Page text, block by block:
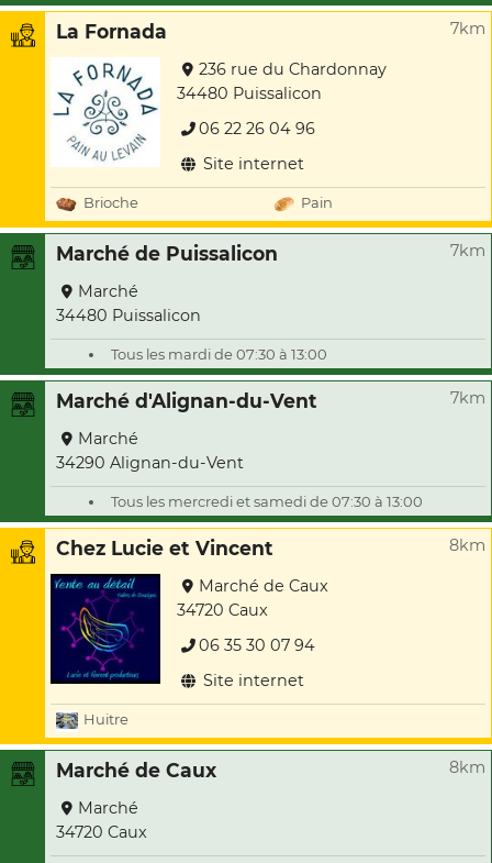
La Fornada 7km
236 rue du Chardonnay
34480 Puissalicon
06 22 26 04 96
Site internet
Brioche Pain
Marché de Puissalicon 7km
Marché
34480 Puissalicon
Tous les mardi de 07:30 à 13:00
Marché d'Alignan-du-Vent 7km
Marché
34290 Alignan-du-Vent
Tous les mercredi et samedi de 07:30 à 13:00
Chez Lucie et Vincent 8km
Marché de Caux
34720 Caux
06 35 30 07 94
Site internet
Huitre
Marché de Caux 8km
Marché
34720 Caux